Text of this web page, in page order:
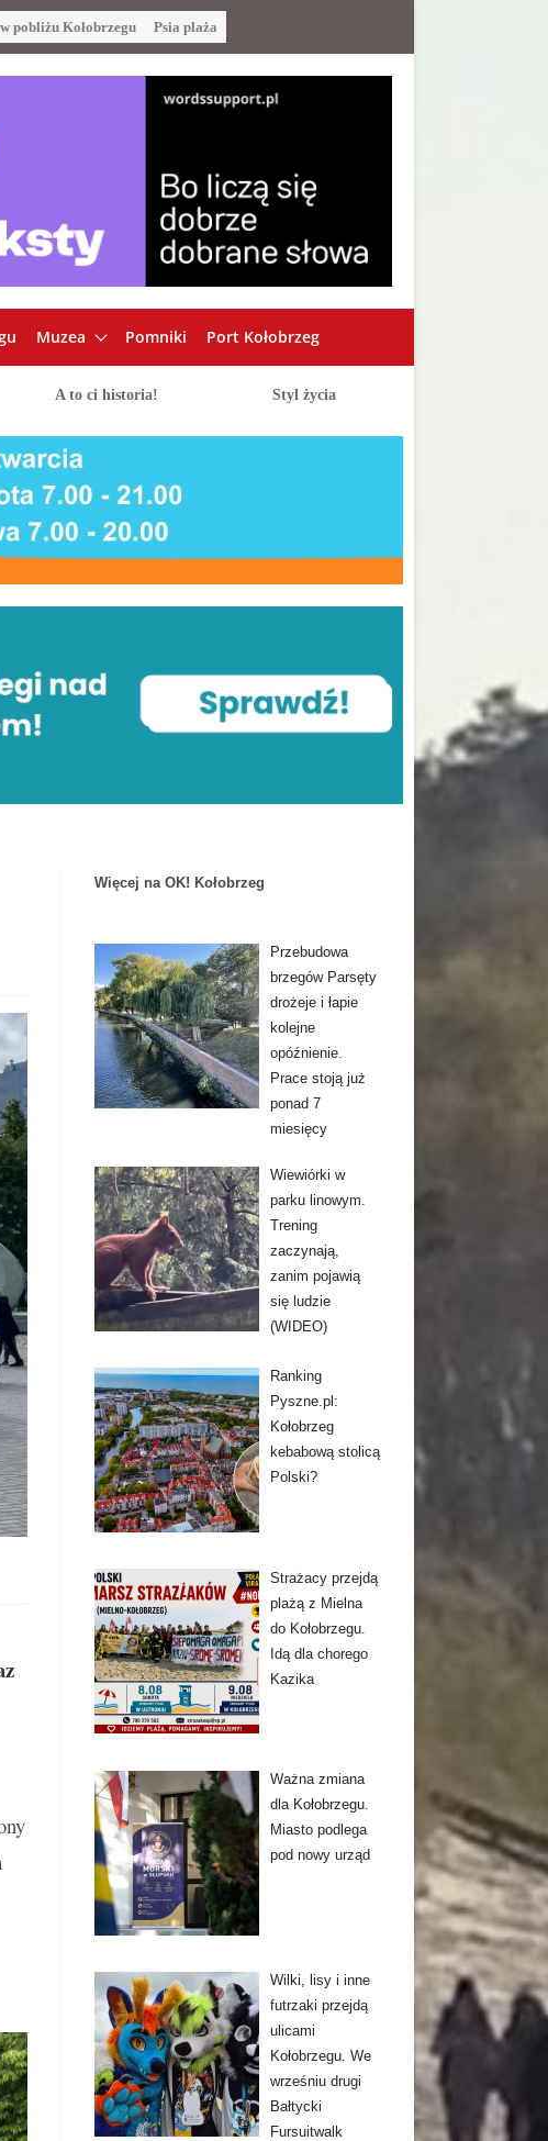
pobliżu Kołobrzegu Psia plaża
Muzea Pomniki Port Kołobrzeg
A to ci historia! Styl życia
Więcej na OK! Kołobrzeg
Przebudowa
brzegów Parsęty
drożeje i łapie
kolejne
opóźnienie.
Prace stoją już
ponad 7
miesięcy
Wiewiórki w
parku linowym.
Trening
zaczynają,
zanim pojawią
się ludzie
(WIDEO)
Ranking
Pyszne.pl:
Kołobrzeg
kebabową stolicą
Polski?
Strażacy przejdą
plażą z Mielna
do Kołobrzegu.
Idą dla chorego
Kazika
Ważna zmiana
dla Kołobrzegu.
Miasto podlega
pod nowy urząd
Wilki, lisy i inne
futrzaki przejdą
ulicami
Kołobrzegu. We
wrześniu drugi
Bałtycki
Fursuitwalk